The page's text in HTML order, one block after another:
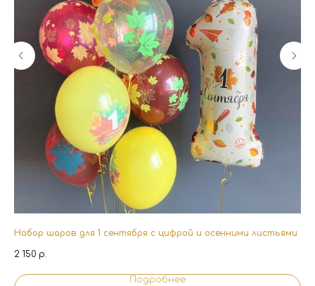
Набор шаров для 1 сентября с цифрой и осенними листьями
2 150 р.
Подробнее